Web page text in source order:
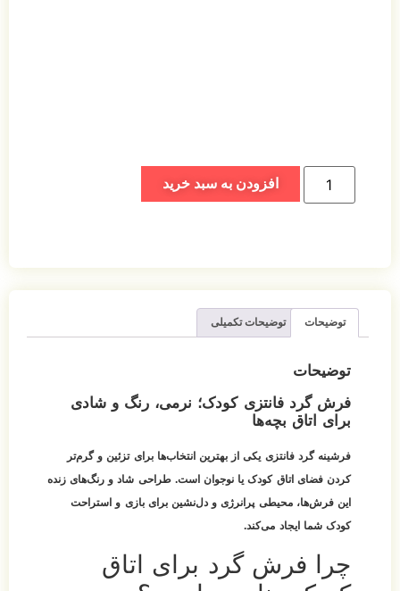
افزودن به سبد خرید
توضیحات توضیحات تکمیلی
توضیحات
فرش گرد فانتزی کودک؛ نرمی، رنگ و شادی
برای اتاق بچه‌ها
فرشینه گرد فانتزی یکی از بهترین انتخاب‌ها برای تزئین و گرم‌تر
کردن فضای اتاق کودک یا نوجوان است. طراحی شاد و رنگ‌های زنده
این فرش‌ها، محیطی پرانرژی و دل‌نشین برای بازی و استراحت
کودک شما ایجاد می‌کند.
چرا فرش گرد برای اتاق